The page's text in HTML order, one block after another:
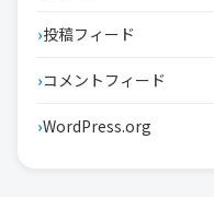
投稿フィード
コメントフィード
WordPress.org